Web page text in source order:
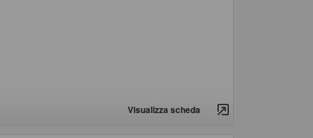
Visualizza scheda